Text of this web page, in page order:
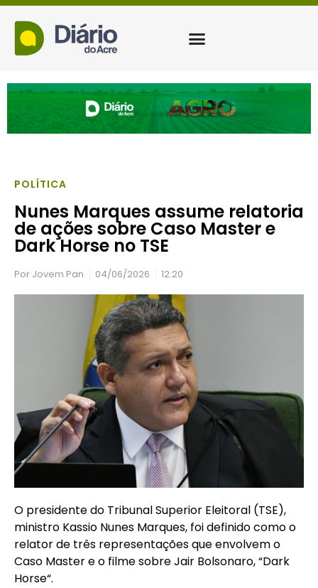
POLÍTICA
Nunes Marques assume relatoria
de ações sobre Caso Master e
Dark Horse no TSE
Por Jovem Pan 04/06/2026 12:20
O presidente do Tribunal Superior Eleitoral (TSE),
ministro Kassio Nunes Marques, foi definido como o
relator de três representações que envolvem o
Caso Master e o filme sobre Jair Bolsonaro, “Dark
Horse“.